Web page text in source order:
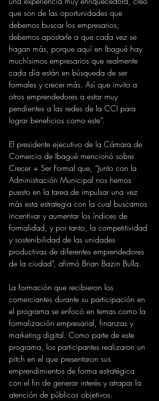
que son de las oportunidades que
debemos buscar los empresarios;
debemos apostarle a que cada vez se
hagan más, porque aquí en Ibagué hay
muchísimos empresarios que realmente
cada día están en búsqueda de ser
formales y crecer más. Así que invito a
otros emprendedores a estar muy
pendientes a las redes de la CCI para
lograr beneficios como este”.
El presidente ejecutivo de la Cámara de
Comercio de Ibagué mencionó sobre
Crecer + Ser Formal que, “Junto con la
Administración Municipal nos hemos
puesto en la tarea de impulsar una vez
más esta estrategia con la cual buscamos
incentivar y aumentar los índices de
formalidad, y por tanto, la competitividad
y sostenibilidad de las unidades
productivas de diferentes emprendedores
de la ciudad”, afirmó Brian Bazin Bulla.
La formación que recibieron los
comerciantes durante su participación en
el programa se enfocó en temas como la
formalización empresarial, finanzas y
marketing digital. Como parte de este
programa, los participantes realizaron un
pitch en el que presentaron sus
emprendimientos de forma estratégica
con el fin de generar interés y atrapar la
atención de públicos objetivos.